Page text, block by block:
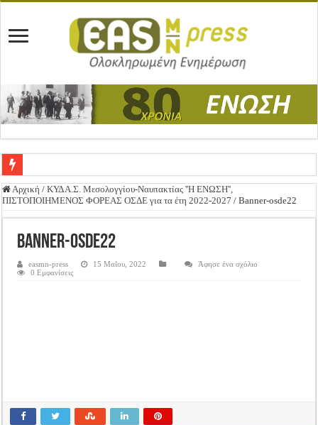
Ένωση Μεσολογγίου: Συγχαρητήρια Επιστολή προς Δήμο Μεσολογγίου
ΕΝΩΣΗ ΜΕΣΟΛΟΓΓΙΟΥ: ΕΚΛΟΓΙΚΗ ΓΕΝΙΚΗ ΣΥΝΕΛΕΥΣΗ
Ανακοίνωση: Επιστροφή ΦΠΑ
Αρχική / ΚΥΔ Α.Σ. Μεσολογγίου-Ναυπακτίας ''Η ΕΝΩΣΗ'',
ΠΙΣΤΟΠΟΙΗΜΕΝΟΣ ΦΟΡΕΑΣ ΟΣΔΕ για τα έτη 2022-2027 / Banner-osde22
Banner-osde22
easmn-press 15 Μαΐου, 2022
Άφησε ένα σχόλιο
0 Εμφανίσεις